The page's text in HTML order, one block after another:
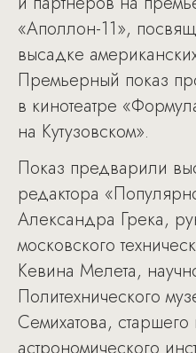
«Аполлон-11»,
высадке
Премьерный показ
в кинотеатре
на Кутузовском».
Показ предварили
редактора
Александра Грека,
московского
Кевина Мелета,
Политехнического
Семихатова,
астрономического